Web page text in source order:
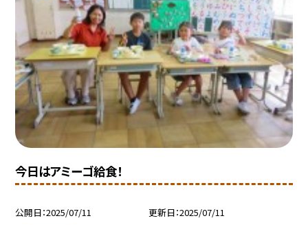
今日はアミーゴ給食！
公開日 2025/07/11 更新日 2025/07/11